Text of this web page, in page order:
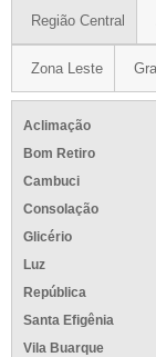
Região Central
Zona Leste
Aclimação
Bom Retiro
Cambuci
Consolação
Glicério
Luz
República
Santa Efigênia
Vila Buarque